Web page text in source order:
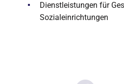
Dienstleistungen für
Sozialeinrichtungen